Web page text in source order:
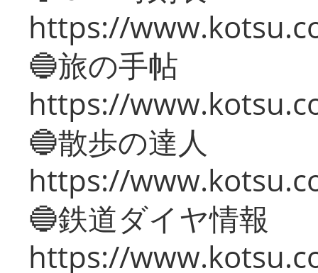
https://
🔵旅の手帖
https://
🔵散歩の達人
https://
🔵鉄道ダイヤ情報
https://